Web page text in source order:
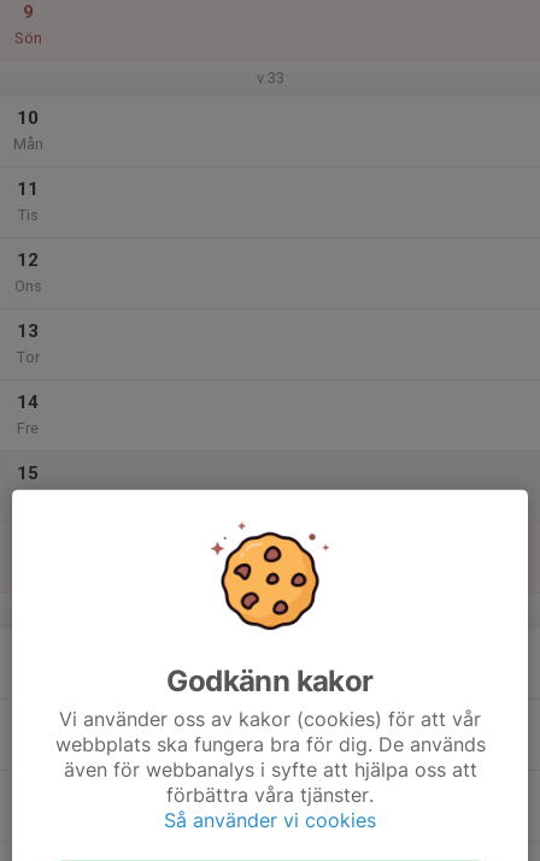
9
Sön
v.33
10
Mån
11
Tis
12
Ons
13
Tor
14
Fre
15
v.34
KårestuganGodkänn kakor
Vi använder oss av kakor (cookies) för att vår
webbplats ska fungera bra för dig. De används
även för webbanalys i syfte att hjälpa oss att
förbättra våra tjänster.
Så använder vi cookies